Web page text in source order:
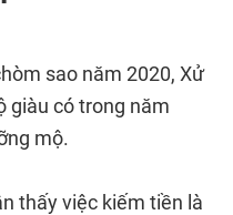
sao năm 2020, Xử
giàu có trong năm
mộ.
thấy việc kiếm tiền là